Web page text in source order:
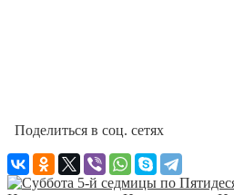
Поделиться в соц. сетях